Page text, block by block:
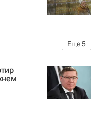
Еще5
Метро